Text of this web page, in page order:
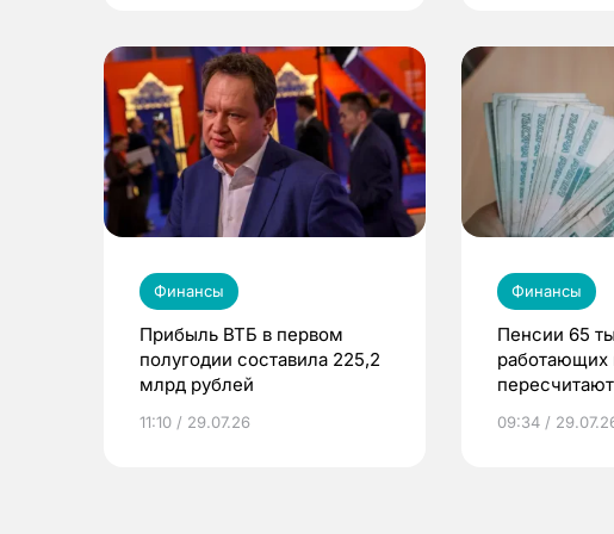
Финансы
Прибыль ВТБ в первом
полугодии составила 225,2
млрд рублей
11:10 / 29.07.26
Финансы
Пенсии 65
работающих
09:34 /